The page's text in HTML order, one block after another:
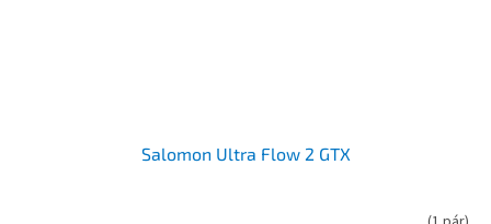
Salomon Ultra Flow 2 GTX